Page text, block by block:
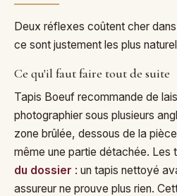
Deux réflexes coûtent cher
ce sont justement les plus
Ce qu'il faut faire tout de suite
Tapis Boeuf recommande de
photographier sous plusieurs
zone brûlée, dessous de la
même une partie détachée. Les
du dossier : un tapis nettoyé
assureur ne prouve plus rien.